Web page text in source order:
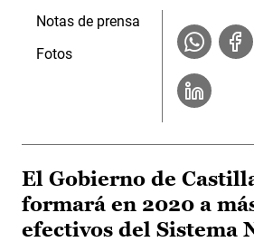
Notas de prensa
Fotos
El Gobierno de
formará en 2020 a
efectivos del Sistema